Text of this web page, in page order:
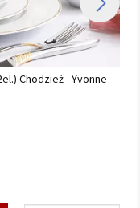
- Boss/Venus...